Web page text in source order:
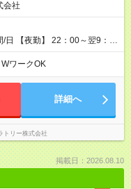
会社
日 【夜勤】 22：00～翌9：
など ※上記の時間
の勤務となります）
ワークOK
詳細へ
トリー株式会社
掲載日：2026.08.10